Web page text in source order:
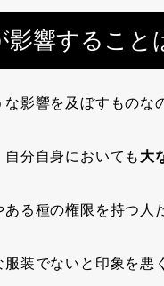
影響すること
な影響を及ぼすものな
分自身においても 大
る種の権限を持つ人
装でないと印象を悪